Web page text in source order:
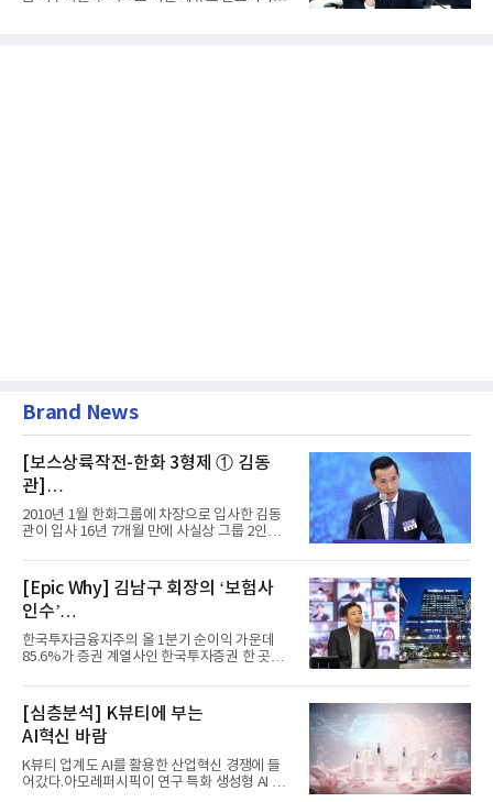
Brand News
[보스상륙작전-한화 3형제 ① 김동
관]
입사 16년 만에 수석부회장 … 경영승
계 ‘초읽기’
2010년 1월 한화그룹에 차장으로 입사한 김동
관이 입사 16년 7개월 만에 사실상 그룹 2인자
[Epic Why] 김남구 회장의 ‘보험사
인수’
발걸음이 신중해진 배경은?
한국투자금융지주의 올 1분기 순이익 가운데
85.6%가 증권 계열사인 한국투자증권 한 곳에
[심층분석] K뷰티에 부는
AI혁신 바람
K뷰티 업계도 AI를 활용한 산업혁신 경쟁에 들
어갔다.아모레퍼시픽이 연구 특화 생성형 AI 플